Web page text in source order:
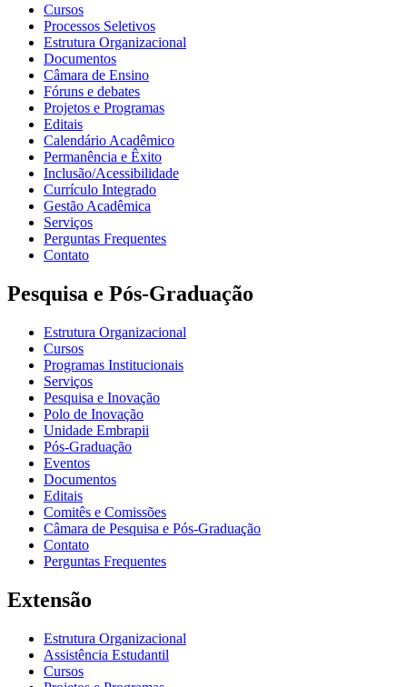
Cursos
Processos Seletivos
Estrutura Organizacional
Documentos
Câmara de Ensino
Fóruns e debates
Projetos e Programas
Editais
Calendário Acadêmico
Permanência e Êxito
Inclusão/Acessibilidade
Currículo Integrado
Gestão Acadêmica
Serviços
Perguntas Frequentes
Contato
Pesquisa e Pós-Graduação
Estrutura Organizacional
Cursos
Programas Institucionais
Serviços
Pesquisa e Inovação
Polo de Inovação
Unidade Embrapii
Pós-Graduação
Eventos
Documentos
Editais
Comitês e Comissões
Câmara de Pesquisa e Pós-Graduação
Contato
Perguntas Frequentes
Extensão
Estrutura Organizacional
Assistência Estudantil
Cursos